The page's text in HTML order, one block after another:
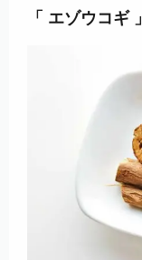
「 エゾウコギ 」